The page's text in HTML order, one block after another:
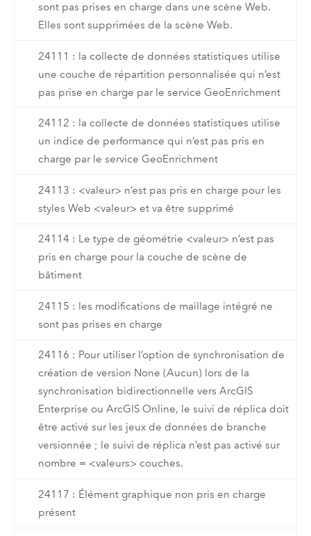
sont pas prises en charge dans une scène Web.
Elles sont supprimées de la scène Web.
24111 : la collecte de données statistiques utilise
une couche de répartition personnalisée qui n’est
pas prise en charge par le service GeoEnrichment
24112 : la collecte de données statistiques utilise
un indice de performance qui n’est pas pris en
charge par le service GeoEnrichment
24113 : <valeur> n’est pas pris en charge pour les
styles Web <valeur> et va être supprimé
24114 : Le type de géométrie <valeur> n’est pas
pris en charge pour la couche de scène de
bâtiment
24115 : les modifications de maillage intégré ne
sont pas prises en charge
24116 : Pour utiliser l’option de synchronisation de
création de version None (Aucun) lors de la
synchronisation bidirectionnelle vers ArcGIS
Enterprise ou ArcGIS Online, le suivi de réplica doit
être activé sur les jeux de données de branche
versionnée ; le suivi de réplica n’est pas activé sur
nombre = <valeurs> couches.
24117 : Élément graphique non pris en charge
présent